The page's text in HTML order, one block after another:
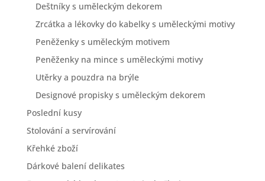
Deštníky s uměleckým dekorem
Zrcátka a lékovky do kabelky s uměleckými motivy
Peněženky s uměleckým motivem
Peněženky na mince s uměleckými motivy
Utěrky a pouzdra na brýle
Designové propisky s uměleckým dekorem
Poslední kusy
Stolování a servírování
Křehké zboží
Dárkové balení delikates